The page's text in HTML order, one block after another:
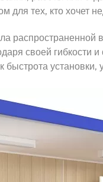
для тех, кто хочет
распространенной
своей